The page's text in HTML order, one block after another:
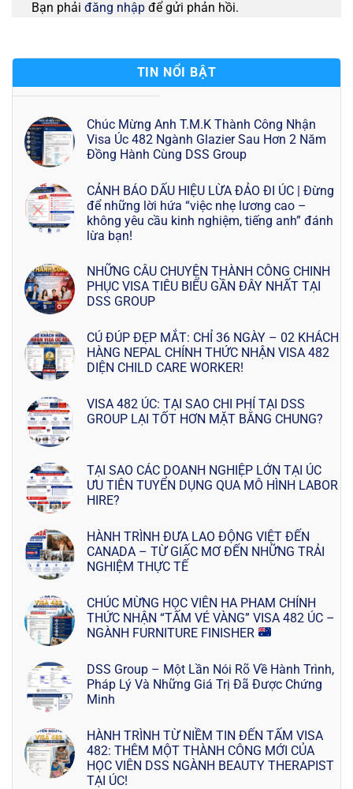
Bạn phải đăng nhập để gửi phản hồi.
TIN NỔI BẬT
Chúc Mừng Anh T.M.K Thành Công Nhận
Visa Úc 482 Ngành Glazier Sau Hơn 2 Năm
Đồng Hành Cùng DSS Group
CẢNH BÁO DẤU HIỆU LỪA ĐẢO ĐI ÚC | Đừng
để những lời hứa “việc nhẹ lương cao –
không yêu cầu kinh nghiệm, tiếng anh” đánh
lừa bạn!
NHỮNG CÂU CHUYỆN THÀNH CÔNG CHINH
PHỤC VISA TIÊU BIỂU GẦN ĐÂY NHẤT TẠI
DSS GROUP
CÚ ĐÚP ĐẸP MẮT: CHỈ 36 NGÀY – 02 KHÁCH
HÀNG NEPAL CHÍNH THỨC NHẬN VISA 482
DIỆN CHILD CARE WORKER!
VISA 482 ÚC: TẠI SAO CHI PHÍ TẠI DSS
GROUP LẠI TỐT HƠN MẶT BẰNG CHUNG?
TẠI SAO CÁC DOANH NGHIỆP LỚN TẠI ÚC
ƯU TIÊN TUYỂN DỤNG QUA MÔ HÌNH LABOR
HIRE?
HÀNH TRÌNH ĐƯA LAO ĐỘNG VIỆT ĐẾN
CANADA – TỪ GIẤC MƠ ĐẾN NHỮNG TRẢI
NGHIỆM THỰC TẾ
CHÚC MỪNG HỌC VIÊN HA PHAM CHÍNH
THỨC NHẬN “TẤM VÉ VÀNG” VISA 482 ÚC –
NGÀNH FURNITURE FINISHER
DSS Group – Một Lần Nói Rõ Về Hành Trình,
Pháp Lý Và Những Giá Trị Đã Được Chứng
Minh
HÀNH TRÌNH TỪ NIỀM TIN ĐẾN TẤM VISA
482: THÊM MỘT THÀNH CÔNG MỚI CỦA
HỌC VIÊN DSS NGÀNH BEAUTY THERAPIST
TẠI ÚC!